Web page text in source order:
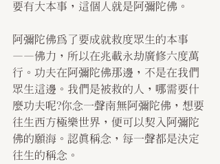
要有大本事，這個人就是阿彌陀佛。
阿彌陀佛為了要成就救度眾生的本事
——佛力，所以在兆載永劫廣修六度萬
行。功夫在阿彌陀佛那邊，不是在我們
眾生這邊。我們是被救的人，哪需要什
麼功夫呢?你念一聲南無阿彌陀佛，想要
往生西方極樂世界，便可以契入阿彌陀
佛的願海。認真稱念，每一聲都是決定
往生的稱念。